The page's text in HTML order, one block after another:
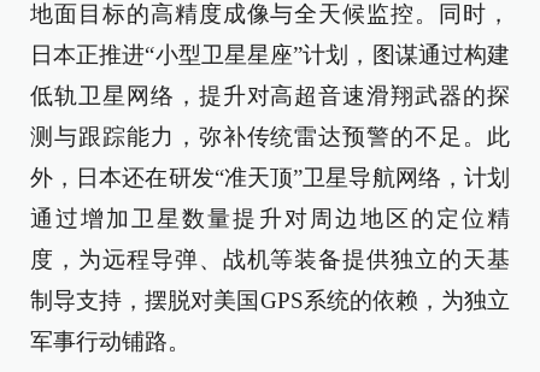
地面目标的高精度成像与全天候监控。同时，
日本正推进“小型卫星星座”计划，图谋通过构建
低轨卫星网络，提升对高超音速滑翔武器的探
测与跟踪能力，弥补传统雷达预警的不足。此
外，日本还在研发“准天顶”卫星导航网络，计划
通过增加卫星数量提升对周边地区的定位精
度，为远程导弹、战机等装备提供独立的天基
制导支持，摆脱对美国GPS系统的依赖，为独立
军事行动铺路。